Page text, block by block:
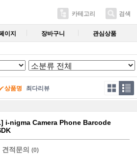
카테고리 검색
이지 장바구니 관심상품
상품명 최다리뷰
i-nigma Camera Phone Barcode
견적문의 (0)